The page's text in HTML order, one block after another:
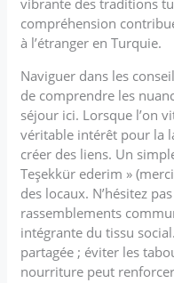
compréhension
à l’étranger en Turquie.
Naviguer dans les
de comprendre les
séjour ici. Lorsque l’on
véritable intérêt pour la
créer des liens. Un
Teşekkür ederim »
des locaux. N’hésitez
rassemblements
intégrante du tissu
partagée ; éviter les
nourriture peut